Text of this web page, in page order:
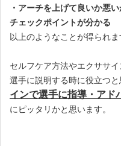
・アーチを上げて良いか悪
チェックポイントが分かる
以上のようなことが得られま
セルフケア方法やエクササイ
選手に説明する時に役立つと
インで選手に指導・アド
にピッタリかと思います。